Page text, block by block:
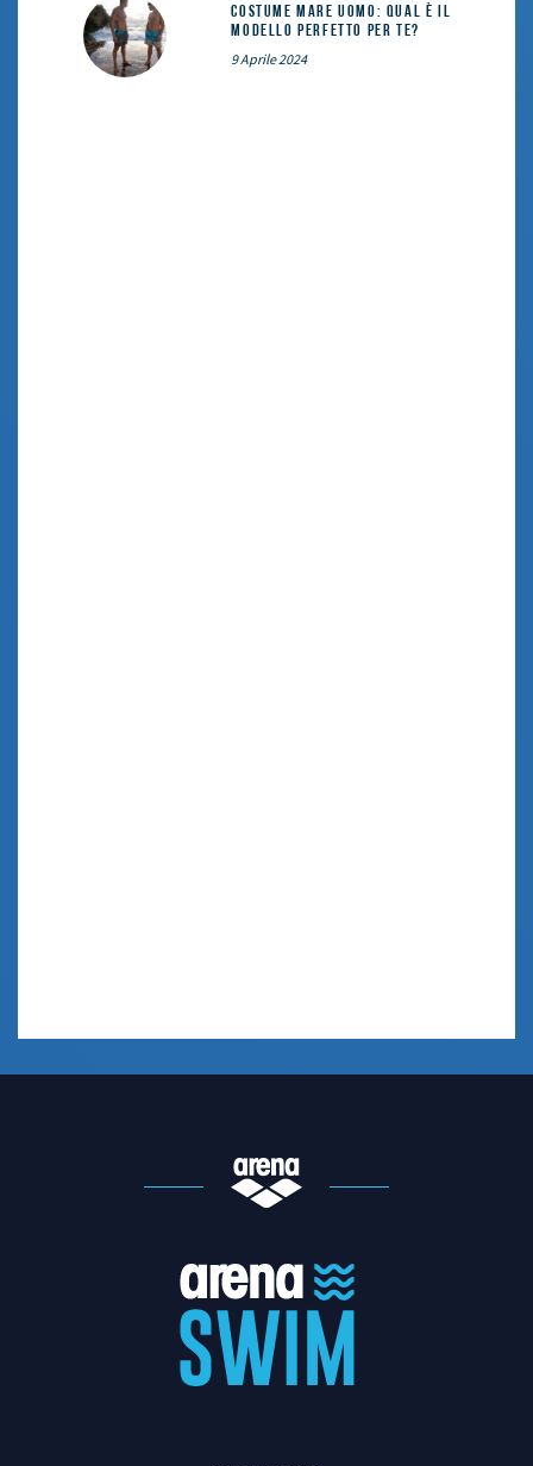
Costume mare uomo: qual è il
modello perfetto per te?
9 Aprile 2024